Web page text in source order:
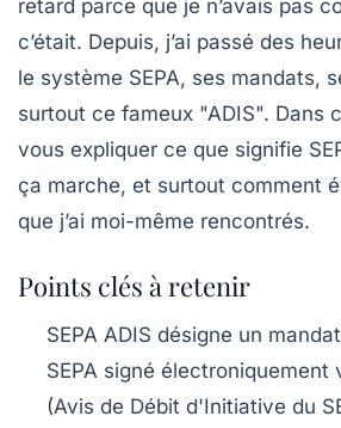
retard parce que je n’avais pas
c’était. Depuis, j’ai passé des
le système SEPA, ses mandats,
surtout ce fameux "ADIS". Dans
vous expliquer ce que signifie
ça marche, et surtout comment
que j’ai moi-même rencontrés.
Points clés à retenir
SEPA ADIS désigne un
SEPA signé électroniquement
(Avis de Débit d'Initiative du